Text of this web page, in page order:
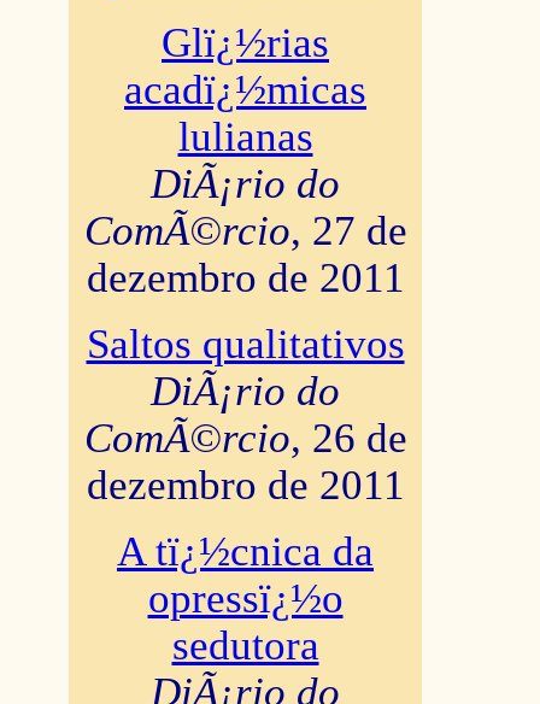
Glï¿½rias
acadï¿½micas
lulianas
DiÃ¡rio do
ComÃ©rcio, 27 de
dezembro de 2011
Saltos qualitativos
DiÃ¡rio do
ComÃ©rcio, 26 de
dezembro de 2011
A tï¿½cnica da
opressï¿½o
sedutora
DiÃ¡rio do